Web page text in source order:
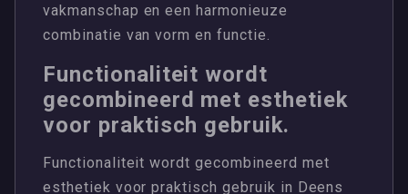
vakmanschap en een harmonieuze
combinatie van vorm en functie.
Functionaliteit wordt
gecombineerd met esthetiek
voor praktisch gebruik.
Functionaliteit wordt gecombineerd met
esthetiek voor praktisch gebruik in Deens